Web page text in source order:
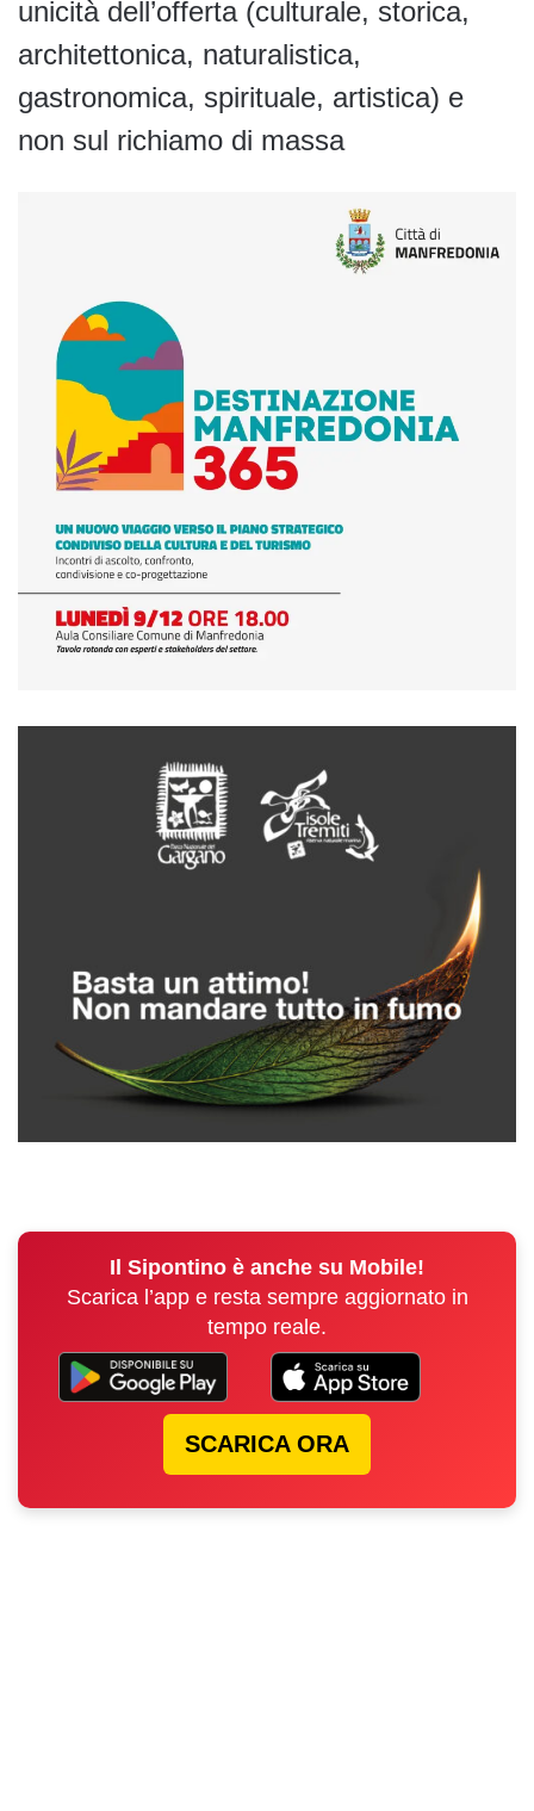
unicità dell’offerta (culturale, storica,
architettonica, naturalistica,
gastronomica, spirituale, artistica) e
non sul richiamo di massa
Il Sipontino è anche su Mobile!
Scarica l’app e resta sempre aggiornato in
tempo reale.
SCARICA ORA